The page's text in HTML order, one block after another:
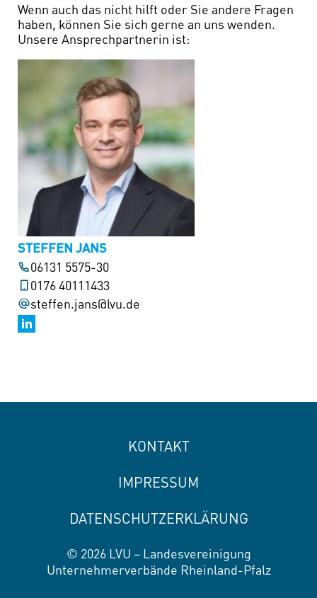
Wenn auch das nicht hilft oder Sie andere Fragen
haben, können Sie sich gerne an uns wenden.
Unsere Ansprechpartnerin ist:
STEFFEN JANS
06131 5575-30
0176 40111433
steffen.jans@lvu.de
KONTAKT
IMPRESSUM
DATENSCHUTZERKLÄRUNG
© 2026 LVU – Landesvereinigung
Unternehmerverbände Rheinland-Pfalz